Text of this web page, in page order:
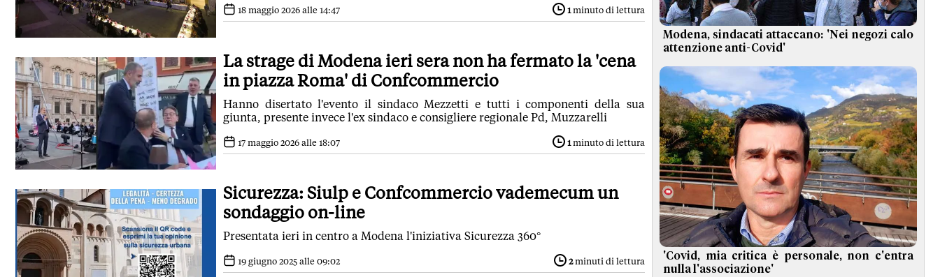
18 maggio 2026 alle 14:47 1minuto di lettura
La strage di Modena ieri sera non ha fermato la 'cena
in piazza Roma' di Confcommercio
Hanno disertato l'evento il sindaco Mezzetti e tutti i componenti della sua
giunta, presente invece l'ex sindaco e consigliere regionale Pd, Muzzarelli
17 maggio 2026 alle 18:07 1 minuto di lettura
Sicurezza: Siulp e Confcommercio vademecum un
sondaggio on-line
Presentata ieri in centro a Modena l'iniziativa Sicurezza 360°
19 giugno 2025 alle 09:02 2minuti di lettura
Modena, sindacati attaccano: 'Nei negozi calo
attenzione anti-Covid'
'Covid, mia critica è personale, non c'entra
nulla l'associazione'